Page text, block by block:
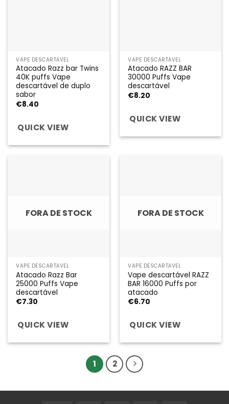
VAPE DESCARTÁVEL
Atacado Razz bar Twins
40K puffs Vape
descartável de duplo
sabor
€8.40
QUICK VIEW
VAPE DESCARTÁVEL
Atacado RAZZ BAR
30000 Puffs Vape
descartável
€8.20
QUICK VIEW
FORA DE STOCK
VAPE DESCARTÁVEL
Atacado Razz Bar
25000 Puffs Vape
descartável
€7.30
QUICK VIEW
FORA DE STOCK
VAPE DESCARTÁVEL
Vape descartável RAZZ
BAR 16000 Puffs por
atacado
€6.70
QUICK VIEW
1 2